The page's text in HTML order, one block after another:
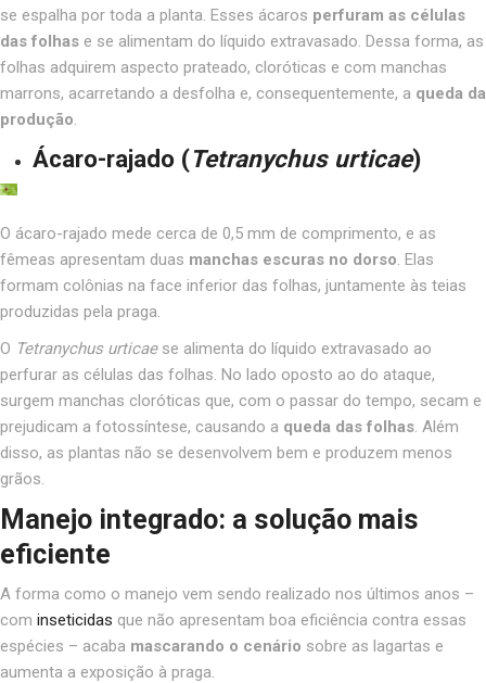
se espalha por toda a planta. Esses ácaros perfuram as células
das folhas e se alimentam do líquido extravasado. Dessa forma, as
folhas adquirem aspecto prateado, cloróticas e com manchas
marrons, acarretando a desfolha e, consequentemente, a queda da
produção.
Ácaro-rajado (Tetranychus urticae)
O ácaro-rajado mede cerca de 0,5 mm de comprimento, e as
fêmeas apresentam duas manchas escuras no dorso. Elas
formam colônias na face inferior das folhas, juntamente às teias
produzidas pela praga.
O Tetranychus urticaese alimenta do líquido extravasado ao
perfurar as células das folhas. No lado oposto ao do ataque,
surgem manchas cloróticas que, com o passar do tempo, secam e
prejudicam a fotossíntese, causando a queda das folhas. Além
disso, as plantas não se desenvolvem bem e produzem menos
grãos.
Manejo integrado: a solução mais
eficiente
A forma como o manejo vem sendo realizado nos últimos anos –
com inseticidas que não apresentam boa eficiência contra essas
espécies – acaba mascarando o cenário sobre as lagartas e
aumenta a exposição à praga.